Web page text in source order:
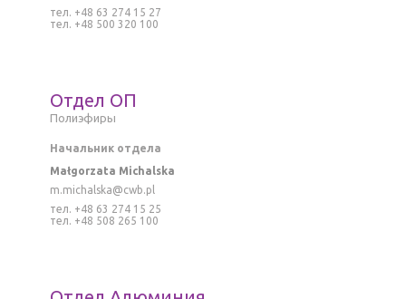
тел. +48 63 274 15 27
тел. +48 500 320 100
Отдел ОП
Полиэфиры
Начальник отдела
Małgorzata Michalska
m.michalska@cwb.pl
тел. +48 63 274 15 25
тел. +48 508 265 100